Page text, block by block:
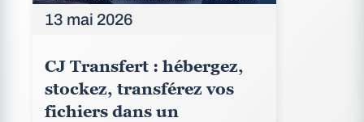
13 mai 2026
CJ Transfert : hébergez,
stockez, transférez vos
fichiers dans un